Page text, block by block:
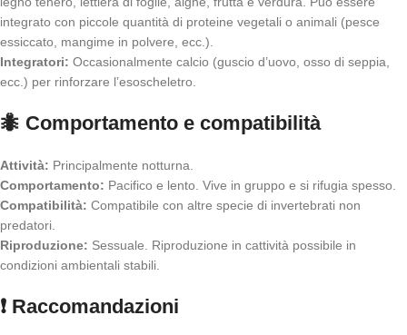
integrato con piccole quantità di proteine vegetali o animali (pesce
essiccato, mangime in polvere, ecc.).
Integratori: Occasionalmente calcio (guscio d’uovo, osso di seppia,
ecc.) per rinforzare l’esoscheletro.
🐜 Comportamento e compatibilità
Attività: Principalmente notturna.
Comportamento: Pacifico e lento. Vive in gruppo e si rifugia spesso.
Compatibilità: Compatibile con altre specie di invertebrati non
predatori.
Riproduzione: Sessuale. Riproduzione in cattività possibile in
condizioni ambientali stabili.
❗ Raccomandazioni